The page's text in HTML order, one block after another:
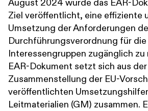
August 2024 wurde das EAR-
Ziel veröffentlicht, eine effiziente
Umsetzung der Anforderungen
Durchführungsverordnung für die
Interessengruppen zugänglich zu
EAR-Dokument setzt sich aus der
Zusammenstellung der EU-
veröffentlichten
Leitmaterialien (GM) zusammen.